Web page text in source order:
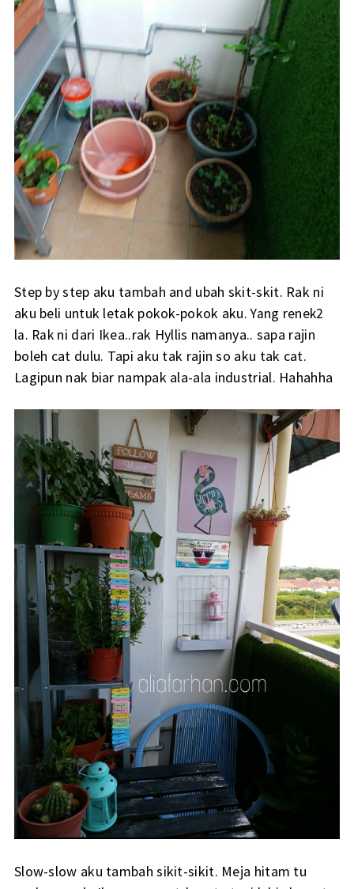
Step by step aku tambah and ubah skit-skit. Rak ni
aku beli untuk letak pokok-pokok aku.Yang renek2
la. Rak ni dari Ikea..rak Hyllis namanya.. sapa rajin
boleh cat dulu. Tapi aku tak rajin so aku tak cat.
Lagipun nak biar nampak ala-ala industrial. Hahahha
Slow-slow aku tambah sikit-sikit. Meja hitam tu